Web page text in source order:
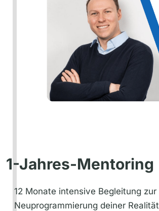
1-Jahres-Mentoring
12 Monate intensive Begleitung zur
Neuprogrammierung deiner Realität